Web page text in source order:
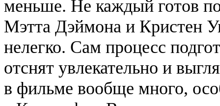
меньше. Не каждый готов
Мэтта Дэймона и Кристен
нелегко. Сам процесс
отснят увлекательно и
в фильме вообще много,